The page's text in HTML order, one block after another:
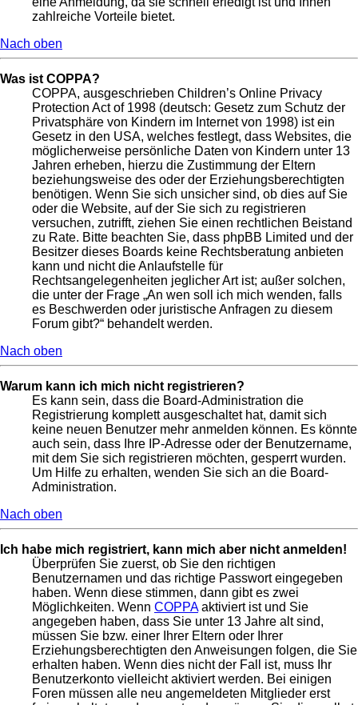
zahlreiche Vorteile bietet.
Nach oben
Was ist COPPA?
COPPA, ausgeschrieben Children’s Online Privacy
Protection Act of 1998 (deutsch: Gesetz zum Schutz der
Privatsphäre von Kindern im Internet von 1998) ist ein
Gesetz in den USA, welches festlegt, dass Websites, die
möglicherweise persönliche Daten von Kindern unter 13
Jahren erheben, hierzu die Zustimmung der Eltern
beziehungsweise des oder der Erziehungsberechtigten
benötigen. Wenn Sie sich unsicher sind, ob dies auf Sie
oder die Website, auf der Sie sich zu registrieren
versuchen, zutrifft, ziehen Sie einen rechtlichen Beistand
zu Rate. Bitte beachten Sie, dass phpBB Limited und der
Besitzer dieses Boards keine Rechtsberatung anbieten
kann und nicht die Anlaufstelle für
Rechtsangelegenheiten jeglicher Art ist; außer solchen,
die unter der Frage „An wen soll ich mich wenden, falls
es Beschwerden oder juristische Anfragen zu diesem
Forum gibt?“ behandelt werden.
Nach oben
Warum kann ich mich nicht registrieren?
Es kann sein, dass die Board-Administration die
Registrierung komplett ausgeschaltet hat, damit sich
keine neuen Benutzer mehr anmelden können. Es könnte
auch sein, dass Ihre IP-Adresse oder der Benutzername,
mit dem Sie sich registrieren möchten, gesperrt wurden.
Um Hilfe zu erhalten, wenden Sie sich an die Board-
Administration.
Nach oben
Ich habe mich registriert, kann mich aber nicht anmelden!
Überprüfen Sie zuerst, ob Sie den richtigen
Benutzernamen und das richtige Passwort eingegeben
haben. Wenn diese stimmen, dann gibt es zwei
Möglichkeiten. Wenn COPPAaktiviert ist und Sie
angegeben haben, dass Sie unter 13 Jahre alt sind,
müssen Sie bzw. einer Ihrer Eltern oder Ihrer
Erziehungsberechtigten den Anweisungen folgen, die Sie
erhalten haben. Wenn dies nicht der Fall ist, muss Ihr
Benutzerkonto vielleicht aktiviert werden. Bei einigen
Foren müssen alle neu angemeldeten Mitglieder erst